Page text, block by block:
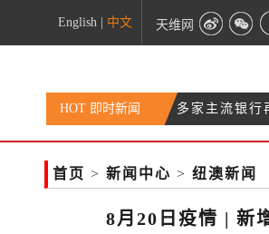
English 中文 天维网
HOT 即时新闻 多家主流银行
涨！
难
通勤者注意！
首页 > 新闻中心 > 纽澳新闻
8月20日疫情 | 新